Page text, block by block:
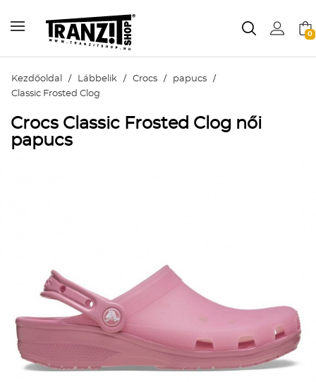
0
Kezdőoldal / Lábbelik / Crocs / papucs /
Classic Frosted Clog
Crocs Classic Frosted Clog női
papucs